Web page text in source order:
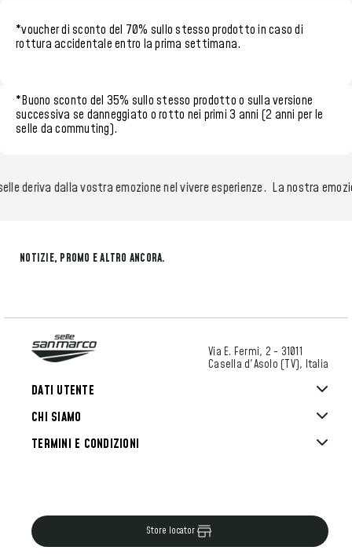
*voucher di sconto del 70% sullo stesso prodotto in caso di
rottura accidentale entro laprima settimana.
*Buono sconto del 35% sullo stesso prodotto o sulla versione
successiva se danneggiato o rotto nei primi 3 anni (2 anni per le
selle da commuting).
deriva dalla vostra emozione nel vivere esperienze. La nostra
NOTIZIE, PROMO E ALTRO ANCORA.
CHI SIAMO
Store locator
DATI UTENTE
TERMINI E CONDIZIONI
Via E. Fermi, 2 - 31011
Casella d'Asolo (TV), Italia